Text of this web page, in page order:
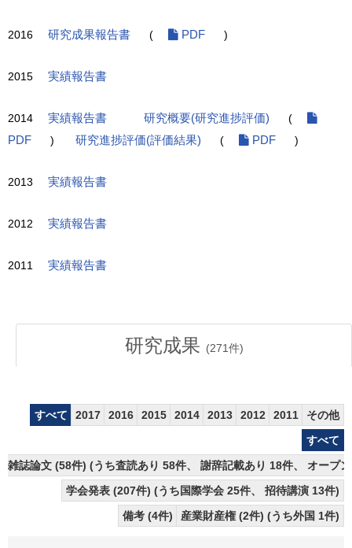
2016 研究成果報告書 ( PDF )
2015 実績報告書
2014 実績報告書 研究概要(研究進捗評価)
(
PDF
) 研究進捗評価(評価結果) ( PDF )
2013 実績報告書
2012 実績報告書
2011 実績報告書
研究成果 (271件)
すべて 2017 2016 2015 2014 2013 2012 2011
その他
すべて
雑誌論文 (58件) (うち査読あり 58件、 謝辞記載あり 18件、 オープ
学会発表 (207件) (うち国際学会 25件、 招待講演 13件)
備考 (4件)
産業財産権 (2件) (うち外国 1件)